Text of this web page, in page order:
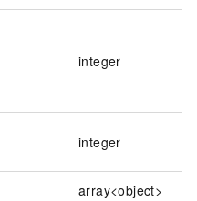
integer
integer
array<object>